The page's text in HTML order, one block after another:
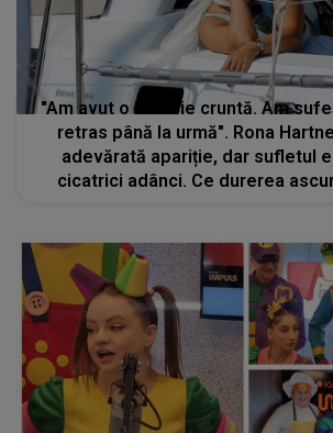
"Am avut o sărăcie cruntă. Am
retras până la urmă". Rona
adevărată apariție, dar sufletul
cicatrici adânci. Ce durerea